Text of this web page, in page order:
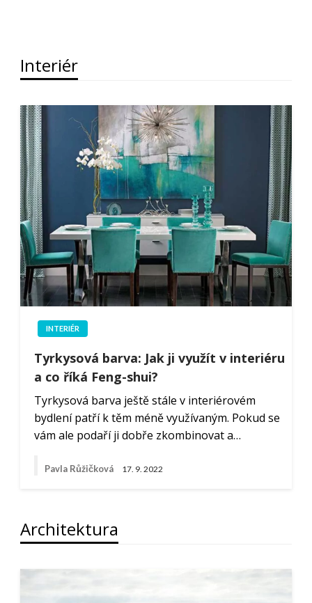
Interiér
INTERIÉR
Tyrkysová barva: Jak ji využít v interiéru
a co říká Feng-shui?
Tyrkysová barva ještě stále v interiérovém
bydlení patří k těm méně využívaným. Pokud se
vám ale podaří ji dobře zkombinovat a…
Pavla Růžičková 17. 9. 2022
Architektura